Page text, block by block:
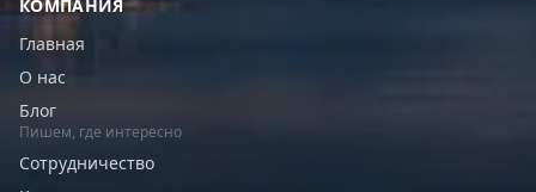
КОМПАНИЯ
Главная
О нас
Блог
Пишем, где интересно
Сотрудничество